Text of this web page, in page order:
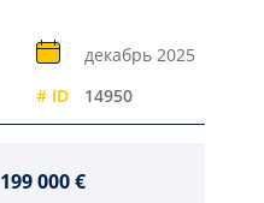
декабрь 2025
# ID 14950
199 000 €